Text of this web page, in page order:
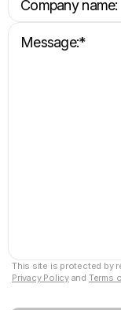
This site is protected by
Privacy Policyand Terms